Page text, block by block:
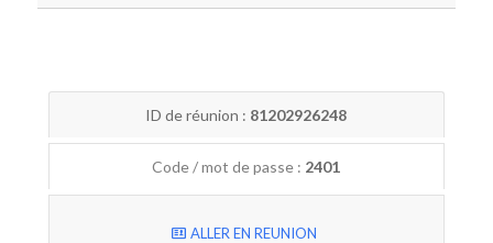
ID de réunion : 81202926248
Code / mot de passe : 2401
ALLER EN REUNION